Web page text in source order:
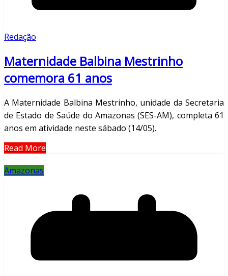
Redação
Maternidade Balbina Mestrinho
comemora 61 anos
A Maternidade Balbina Mestrinho, unidade da Secretaria
de Estado de Saúde do Amazonas (SES-AM), completa 61
anos em atividade neste sábado (14/05).
Read More
Amazonas